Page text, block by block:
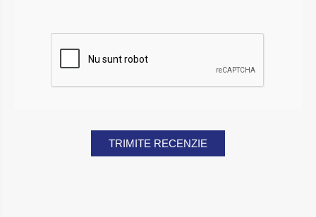
TRIMITE RECENZIE